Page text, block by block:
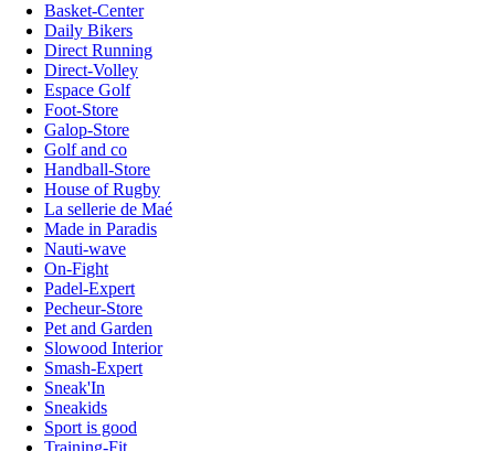
Basket-Center
Daily Bikers
Direct Running
Direct-Volley
Espace Golf
Foot-Store
Galop-Store
Golf and co
Handball-Store
House of Rugby
La sellerie de Maé
Made in Paradis
Nauti-wave
On-Fight
Padel-Expert
Pecheur-Store
Pet and Garden
Slowood Interior
Smash-Expert
Sneak'In
Sneakids
Sport is good